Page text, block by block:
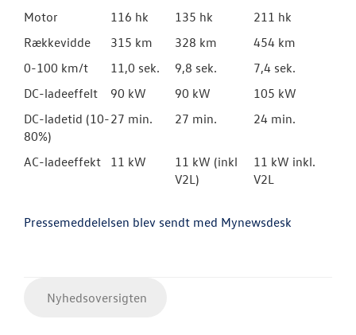
Motor
116 hk 135 hk
211 hk
Rækkevidde
315 km 328 km
454 km
0-100 km/t
11,0 sek. 9,8 sek.
7,4 sek.
DC-ladeeffelt
90 kW 90 kW
105 kW
DC-ladetid (10-
80%)
27 min. 27 min. 24 min.
AC-ladeeffekt 11 kW
11 kW (inkl
V2L)
11 kW inkl.
V2L
Pressemeddelelsen blev sendt med Mynewsdesk
Nyhedsoversigten